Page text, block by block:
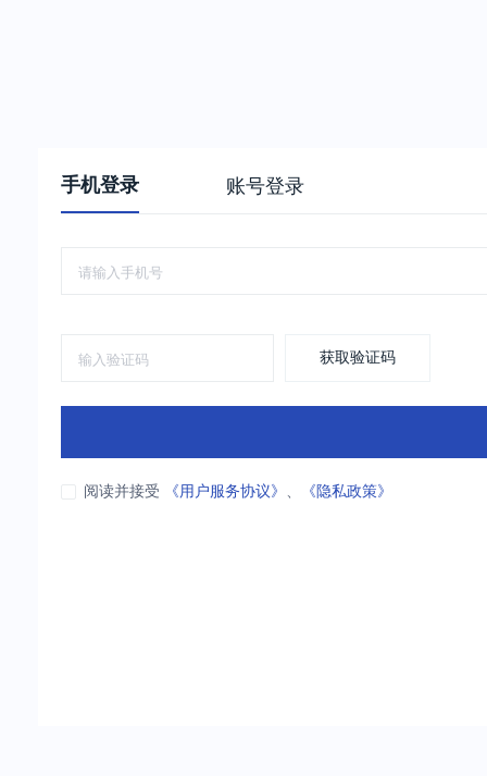
手机登录 账号登录
获取验证码
阅读并接受 《用户服务协议》 、 《隐私政策》